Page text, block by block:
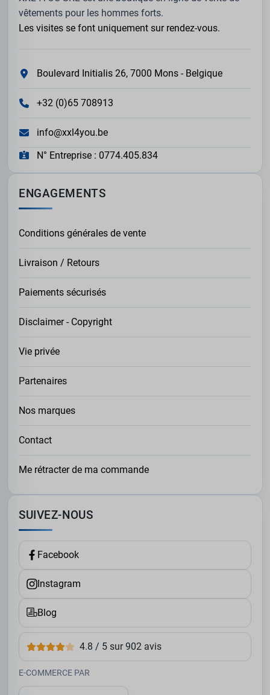
vêtements pour les hommes forts.
Les visites se font uniquement sur rendez-vous.
Boulevard Initialis 26, 7000 Mons - Belgique
+32 (0)65 708913
info@xxl4you.be
N° Entreprise : 0774.405.834
ENGAGEMENTS
Conditions générales de vente
Livraison / Retours
Paiements sécurisés
Disclaimer - Copyright
Vie privée
Partenaires
Nos marques
Contact
Me rétracter de ma commande
SUIVEZ-NOUS
Facebook
Instagram
Blog
4.8 / 5 sur 902 avis
E-COMMERCE PAR